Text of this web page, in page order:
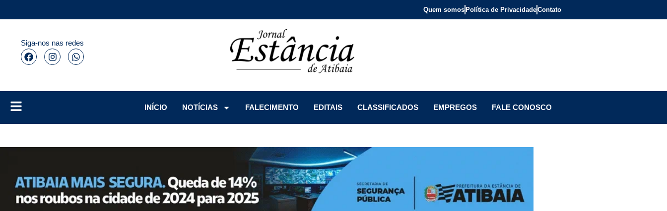
Quem somos Política de PrivacidadeContato
Siga-nos nas redes
INÍCIO
NOTÍCIAS FALECIMENTO EDITAIS CLASSIFICADOS EMPREGOS FALE CONOSCO